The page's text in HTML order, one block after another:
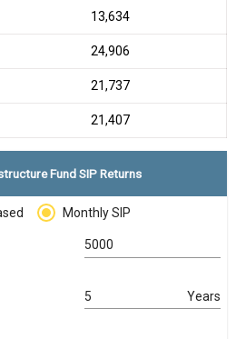
₹13,634
₹24,906
₹21,737
₹21,407
Fund SIP Returns
Monthly SIP
Years